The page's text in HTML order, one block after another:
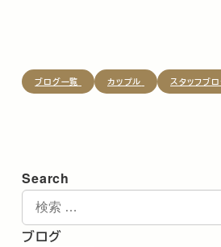
ブログ一覧 カップル スタッフブ
Search
索
ブログ